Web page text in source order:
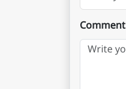
Comment